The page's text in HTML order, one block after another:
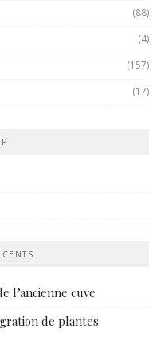
(88)
(4)
(157)
(17)
l’ancienne cuve
de plantes